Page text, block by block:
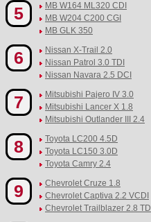
5
MB W164 ML320 CDI
MB W204 C200 CGI
MB GLK 350
6
Nissan X-Trail 2.0
Nissan Patrol 3.0 TDI
Nissan Navara 2.5 DCI
7
Mitsubishi Pajero IV 3.0
Mitsubishi Lancer X 1.8
Mitsubishi Outlander III 2.4
8
Toyota LC200 4.5D
Toyota LC150 3.0D
Toyota Camry 2.4
9
Chevrolet Cruze 1.8
Chevrolet Captiva 2.2 VCDI
Chevrolet Trailblazer 2.8 TD